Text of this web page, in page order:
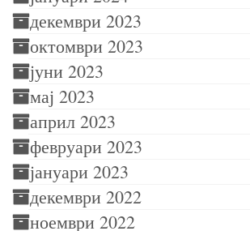
декември 2023
октомври 2023
јуни 2023
мај 2023
април 2023
февруари 2023
јануари 2023
декември 2022
ноември 2022